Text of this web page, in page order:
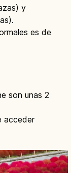
y
es de
son unas 2
acceder